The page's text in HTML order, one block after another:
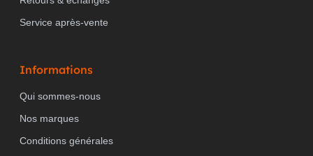
Service après-vente
Informations
Qui sommes-nous
Nos marques
Conditions générales